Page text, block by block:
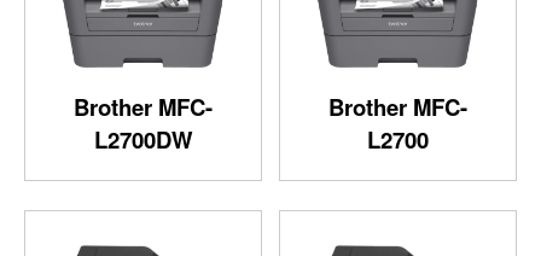
Brother MFC-
L2700
Brother MFC-
L2700DW